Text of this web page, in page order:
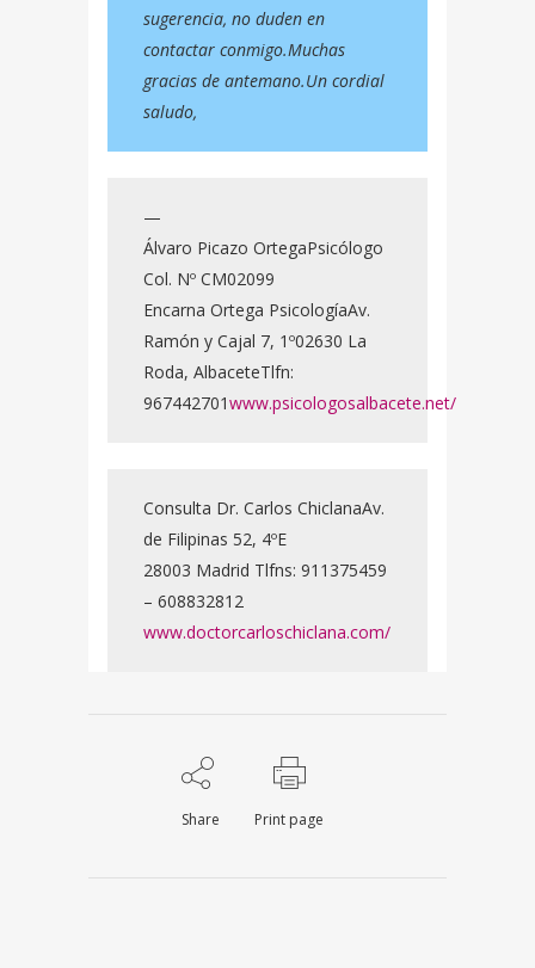
sugerencia, no duden en
contactar conmigo.Muchas
gracias de antemano.Un cordial
saludo,
—
Álvaro Picazo OrtegaPsicólogo
Col. Nº CM02099
Encarna Ortega PsicologíaAv.
Ramón y Cajal 7, 1º02630 La
Roda, AlbaceteTlfn:
967442701www.psicologosalbacete.net/
Consulta Dr. Carlos ChiclanaAv.
de Filipinas 52, 4ºE
28003 Madrid Tlfns: 911375459
– 608832812
www.doctorcarloschiclana.com/
Share Print page